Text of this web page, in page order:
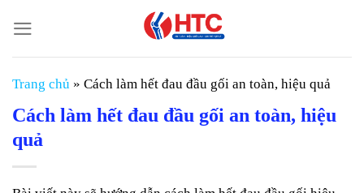
đến
nội
dung
Trang chủ » Cách làm hết đau đầu gối an toàn, hiệu quả
Cách làm hết đau đầu gối an toàn, hiệu
quả